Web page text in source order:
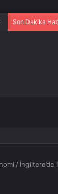
Son Dakika
/ İngiltere’de